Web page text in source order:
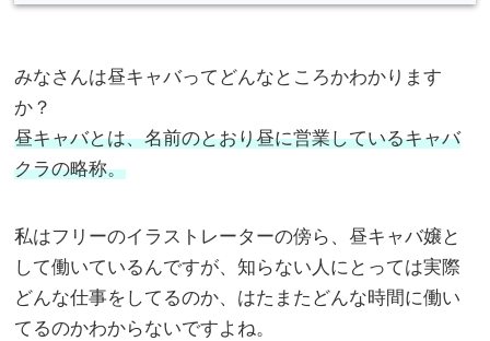
みなさんは昼キャバってどんなところかわかります
か？
昼キャバとは、名前のとおり昼に営業しているキャバ
クラの略称。
私はフリーのイラストレーターの傍ら、昼キャバ嬢と
して働いているんですが、知らない人にとっては実際
どんな仕事をしてるのか、はたまたどんな時間に働い
てるのかわからないですよね。